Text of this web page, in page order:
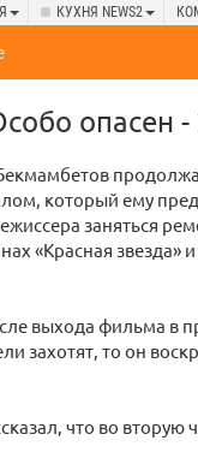
КУХНЯ NEWS2
опасен -
который ему
заняться
«Красная звезда»
выхода фильма в
захотят, то он
что во вторую